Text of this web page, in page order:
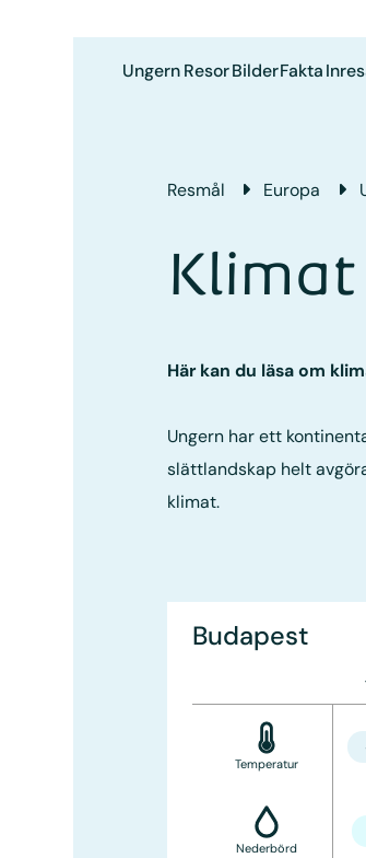
Ungern ResorBilderFakta
Resmål Europa
Klimat
Här kan du läsa om
Ungern har ett
slättlandskap helt
klimat.
Budapest
Temperatur
Nederbörd